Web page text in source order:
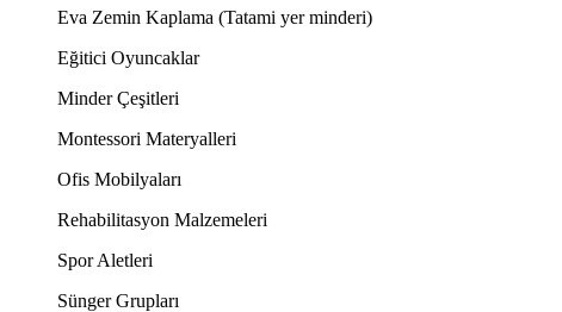
Eva Zemin Kaplama (Tatami yer minderi)
Eğitici Oyuncaklar
Minder Çeşitleri
Montessori Materyalleri
Ofis Mobilyaları
Rehabilitasyon Malzemeleri
Spor Aletleri
Sünger Grupları